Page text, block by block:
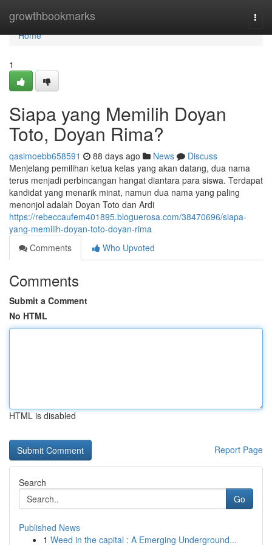
growthbookmarks
Home
Home
1
Siapa yang Memilih Doyan
Toto, Doyan Rima?
qasimoebb658591 88 days ago News
Discuss
Menjelang pemilihan ketua kelas yang akan datang, dua nama
terus menjadi perbincangan hangat diantara para siswa. Terdapat
kandidat yang menarik minat, namun dua nama yang paling
menonjol adalah Doyan Toto dan Ardi
https://rebeccaufem401895.bloguerosa.com/38470696/siapa-
yang-memilih-doyan-toto-doyan-rima
Comments
Who Upvoted
Comments
Submit a Comment
No HTML
HTML is disabled
Report Page
Search
Go
Published News
1 Weed in the capital : A Emerging Underground...